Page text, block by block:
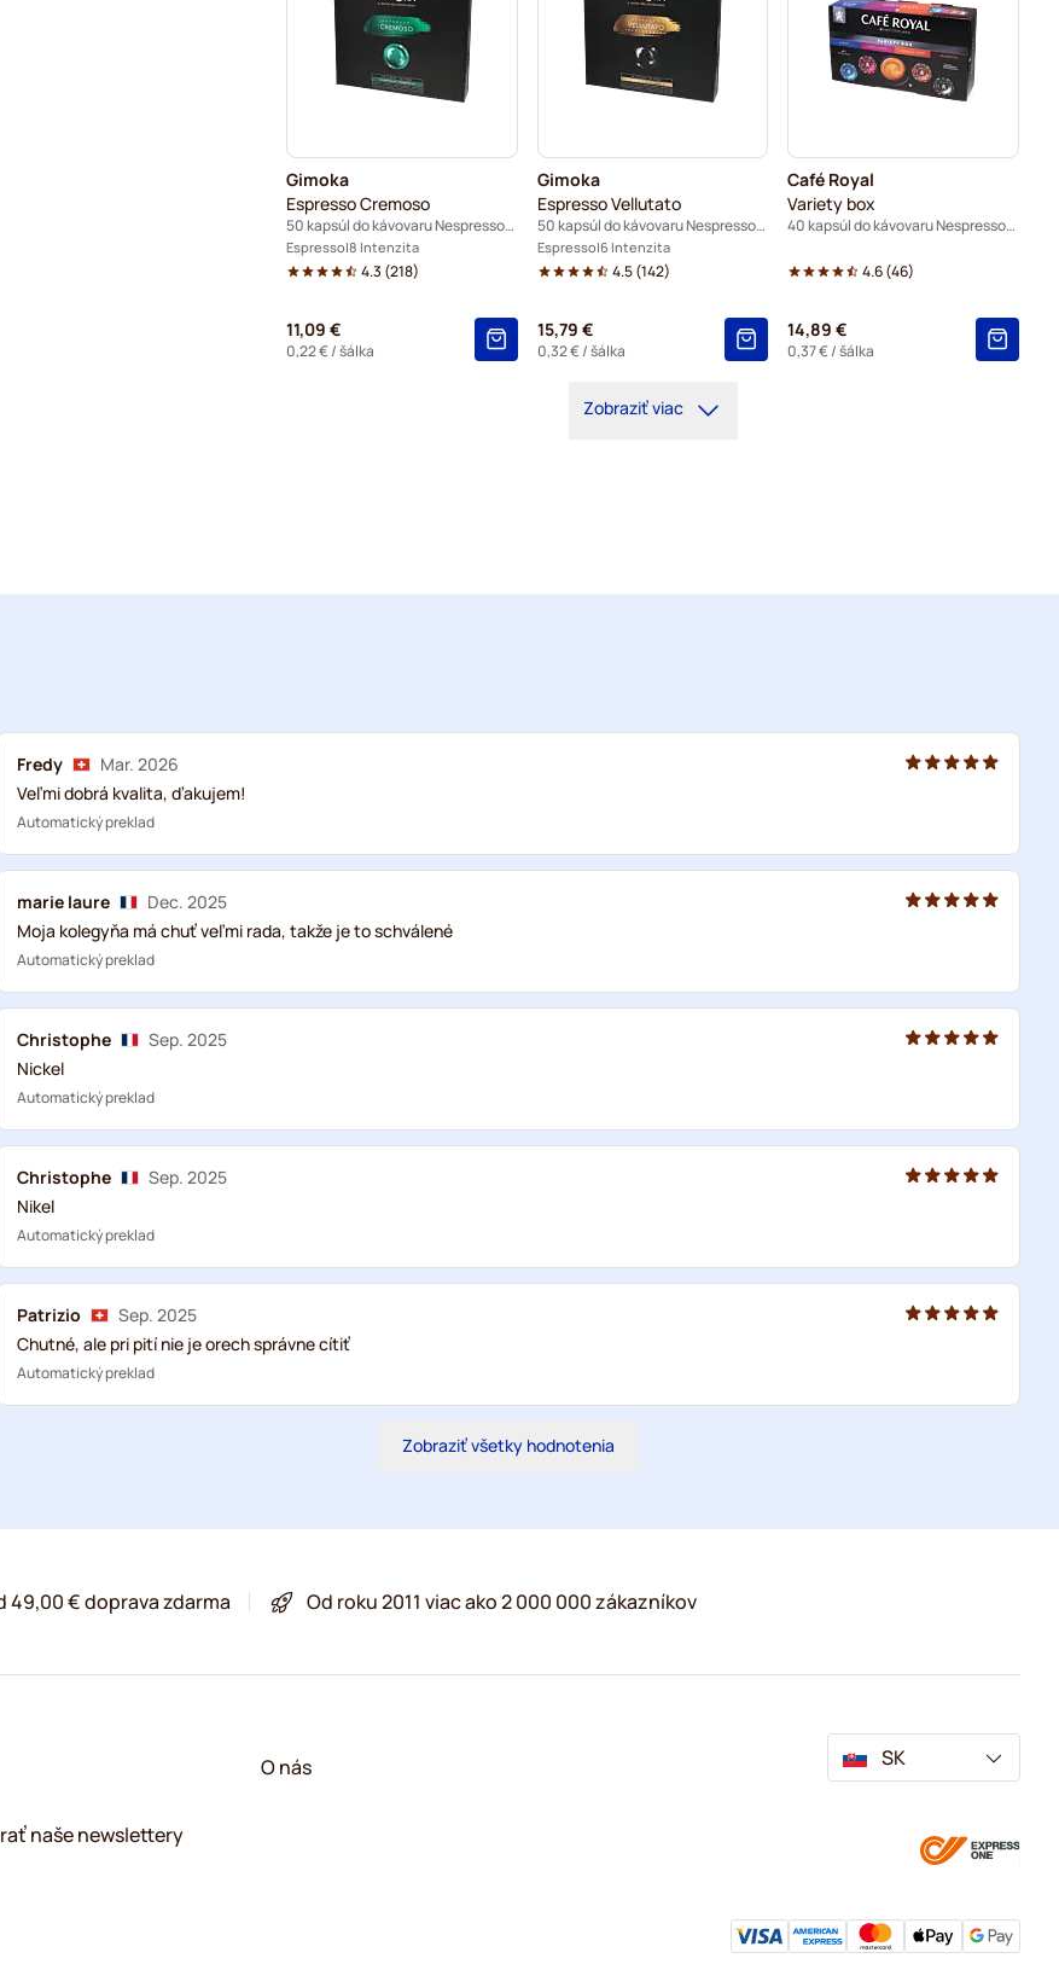
Gimoka
Espresso Cremoso
50 kapsúl do kávovaru Nespresso® Pro
Espresso 8 Intenzita
4.3 (218)
11,09 €
0,22 €/ šálka
Gimoka
Espresso Vellutato
50 kapsúl do kávovaru Nespresso® Pro
Espresso 6 Intenzita
4.5(142)
15,79 €
0,32 €/ šálka
Café Royal
Variety box
40 kapsúl do kávovaru Nespresso® Pro
4.6(46)
14,89 €
0,37 €/ šálka
Zobraziť viac
Fredy
Mar. 2026
Veľmi dobrá kvalita, ďakujem!
Automatický preklad
marie laure
Dec. 2025
Moja kolegyňa má chuť veľmi rada, takže je to schválené
Automatický preklad
Christophe
Sep. 2025
Nickel
Automatický preklad
Christophe
Sep. 2025
Nikel
Automatický preklad
Patrizio
Sep. 2025
Chutné, ale pri pití nie je orech správne cítiť
Automatický preklad
Zobraziť všetky hodnotenia
49,00 € doprava zdarma Od roku 2011 viac ako 2 000 000 zákazníkov
naše newslettery
O nás SK